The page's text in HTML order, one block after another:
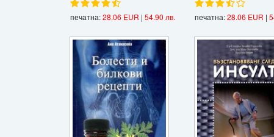
печатна:28.06 EUR | 54.90 лв. печатна:28.06 EUR |